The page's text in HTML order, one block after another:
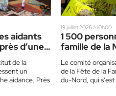
aidants
d’une
de la
un
aidance. Près
19 juillet 2026 à 10h00
1 500
famille de la
Le comité
de la Fête de la
du-Nord, qui